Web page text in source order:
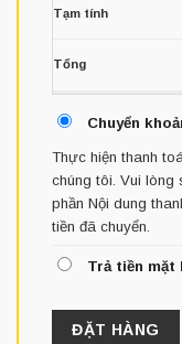
Tạm tính
Tổng
Chuyển
Thực hiện thanh
chúng tôi. Vui lòng
phần Nội dung
tiền đã chuyển.
Trả tiền mặt
ĐẶT HÀNG